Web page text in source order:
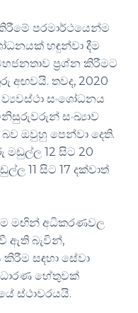
පරමාර්ථයෙන්ම
හඳුන්වා දීම
ප්‍රශ්න කිරීමට
අඟවයි. තවද, 2020
සංශෝධනය
සංඛ්‍යාව
ඔවුහු පෙන්වා දෙති.
12 සිට 20
11 සිට 17 දක්වාත්
මඟින් අධිකරණවල
ඇති බැවින්,
සඳහා සේවා
හේතුවක්
ස්ථාවරයයි.